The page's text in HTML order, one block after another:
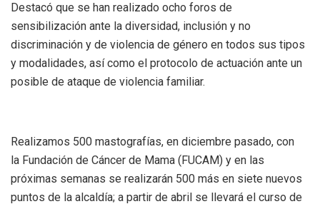
Destacó que se han realizado ocho foros de
sensibilización ante la diversidad, inclusión y no
discriminación y de violencia de género en todos sus tipos
y modalidades, así como el protocolo de actuación ante un
posible de ataque de violencia familiar.
Realizamos 500 mastografías, en diciembre pasado, con
la Fundación de Cáncer de Mama (FUCAM) y en las
próximas semanas se realizarán 500 más en siete nuevos
puntos de la alcaldía; a partir de abril se llevará el curso de